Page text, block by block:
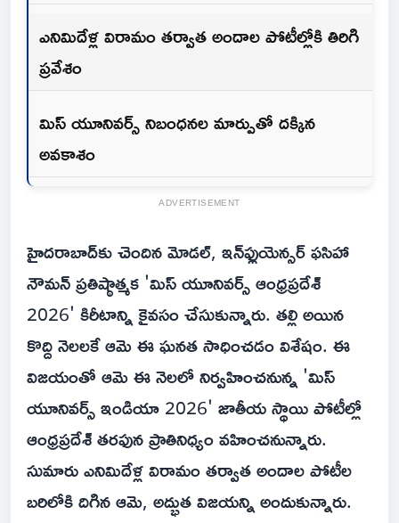
ఎనిమిదేళ్ల విరామం తర్వాత అందాల పోటీల్లోకి తిరిగి
ప్రవేశం
మిస్ యూనివర్స్ నిబంధనల మార్పుతో దక్కిన
అవకాశం
ADVERTISEMENT
హైదరాబాద్‌కు చెందిన మోడల్, ఇన్‌ఫ్లుయెన్సర్ ఫసిహా
నౌమన్ ప్రతిష్ఠాత్మక 'మిస్ యూనివర్స్ ఆంధ్రప్రదేశ్
2026' కిరీటాన్ని కైవసం చేసుకున్నారు. తల్లి అయిన
కొద్ది నెలలకే ఆమె ఈ ఘనత సాధించడం విశేషం. ఈ
విజయంతో ఆమె ఈ నెలలో నిర్వహించనున్న 'మిస్
యూనివర్స్ ఇండియా 2026' జాతీయ స్థాయి పోటీల్లో
ఆంధ్రప్రదేశ్ తరఫున ప్రాతినిధ్యం వహించనున్నారు.
సుమారు ఎనిమిదేళ్ల విరామం తర్వాత అందాల పోటీల
బరిలోకి దిగిన ఆమె, అద్భుత విజయన్ని అందుకున్నారు.